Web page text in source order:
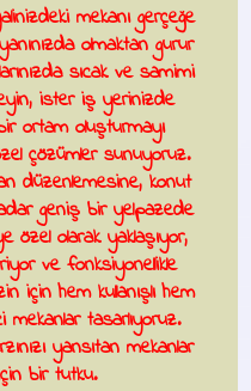
mekanı gerçeğe
olmaktan gurur
sıcak ve samimi
ister iş yerinizde
ortam oluşturmayı
çözümler sunuyoruz.
düzenlemesine, konut
geniş bir yelpazede
özel olarak yaklaşıyor,
ve fonksiyonellikle
için hem kullanışlı hem
tasarlıyoruz.
yansıtan mekanlar
bir tutku.